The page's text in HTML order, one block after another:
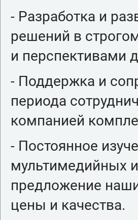
- Разработка и
решений в
и перспективами
- Поддержка и
периода
компанией
- Постоянное
мультимедийных
предложение
цены и качества.